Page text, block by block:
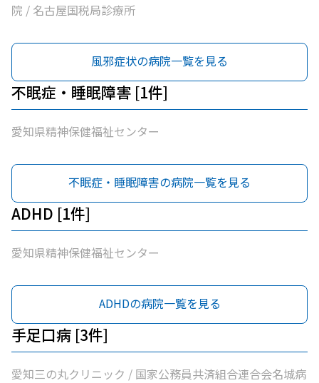
院 / 名古屋国税局診療所
風邪症状の病院一覧を見る
不眠症・睡眠障害 [1件]
愛知県精神保健福祉センター
不眠症・睡眠障害の病院一覧を見る
ADHD [1件]
愛知県精神保健福祉センター
ADHDの病院一覧を見る
手足口病 [3件]
愛知三の丸クリニック / 国家公務員共済組合連合会名城病